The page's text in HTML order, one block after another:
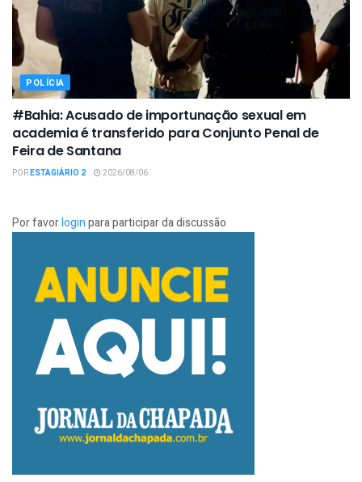
POLÍCIA
#Bahia: Acusado de importunação sexual em
academia é transferido para Conjunto Penal de
Feira de Santana
PORESTAGIÁRIO 2 2026/08/06
Por favorloginpara participar da discussão